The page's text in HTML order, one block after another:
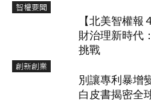
智權要聞
【北美智權報
財治理新時代
挑戰
創新創業
別讓專利暴增
白皮書揭密全